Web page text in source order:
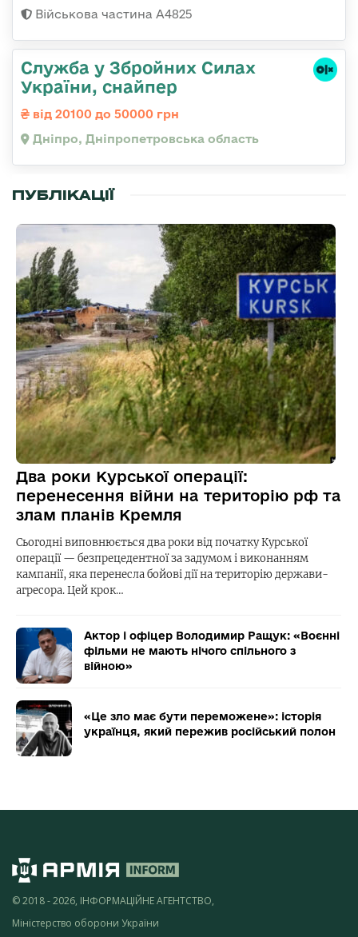
Військова частина А4825
Служба у Збройних Силах
України, снайпер
від 20100 до 50000 грн
Дніпро, Дніпропетровська область
ПУБЛІКАЦІЇ
Два роки Курської операції:
перенесення війни на територію рф та
злам планів Кремля
Сьогодні виповнюється два роки від початку Курської
операції — безпрецедентної за задумом і виконанням
кампанії, яка перенесла бойові дії на територію держави-
агресора. Цей крок…
Актор і офіцер Володимир Ращук: «Воєнні
фільми не мають нічого спільного з
війною»
«Це зло має бути переможене»: історія
українця, який пережив російський полон
© 2018 - 2026, ІНФОРМАЦІЙНЕ АГЕНТСТВО,
Міністерство оборони України